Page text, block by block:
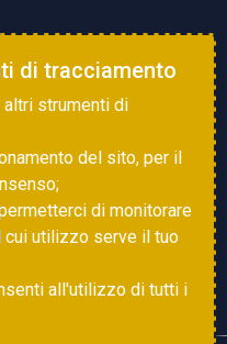
di tracciamento
strumenti di
del sito, per il
di monitorare
utilizzo serve il tuo
all'utilizzo di tutti i